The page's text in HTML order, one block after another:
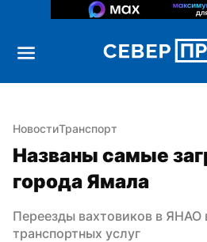
НовостиТранспорт
Названы самые
города Ямала
Переезды вахтовиков в ЯНАО
транспортных услуг